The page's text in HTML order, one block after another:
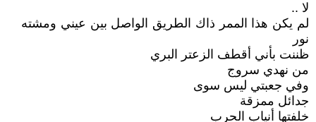
لا ..
لم يكن هذا الممر ذاك الطريق الواصل بين عيني ومشته
نور
ظننت بأني أقطف الزعتر البري
من نهدي سروج
وفي جعبتي ليس سوى
جدائل ممزقة
خلفتها أنياب الحرب